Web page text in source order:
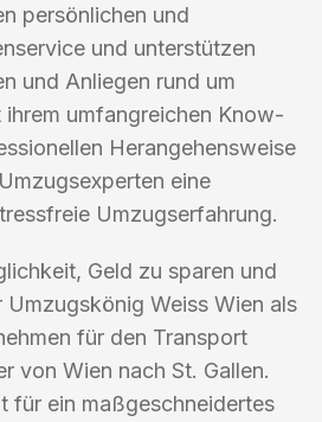
persönlichen und
und unterstützen
und Anliegen rund um
umfangreichen Know-
Herangehensweise
eine
Umzugserfahrung.
Geld zu sparen und
Weiss Wien als
für den Transport
von Wien nach St. Gallen.
für ein maßgeschneidertes